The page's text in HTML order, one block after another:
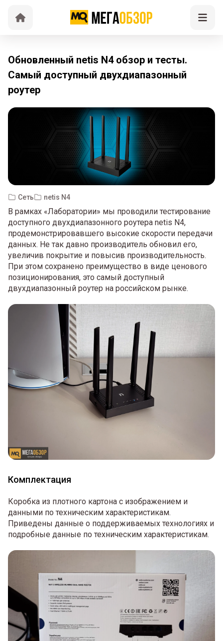
Обновленный netis N4 обзор и тесты.
Самый доступный двухдиапазонный
роутер
Сеть netis N4
В рамках «Лаборатории» мы проводили тестирование
доступного двухдиапазонного роутера netis N4,
продемонстрировавшего высокие скорости передачи
данных. Не так давно производитель обновил его,
увеличив покрытие и повысив производительность.
При этом сохранено преимущество в виде ценового
позиционирования, это самый доступный
двухдиапазонный роутер на российском рынке.
Комплектация
Коробка из плотного картона с изображением и
данными по техническим характеристикам.
Приведены данные о поддерживаемых технологиях и
подробные данные по техническим характеристикам.